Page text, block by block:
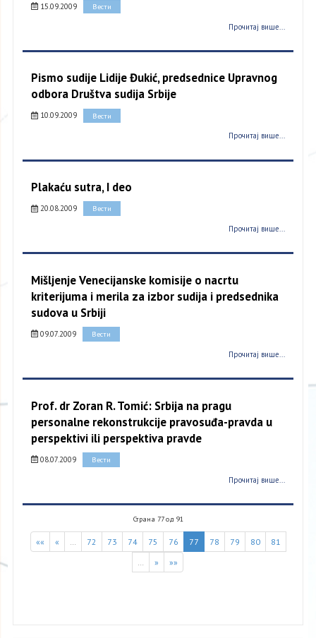
15.09.2009 Вести
Прочитај више...
Pismo sudije Lidije Đukić, predsednice Upravnog
odbora Društva sudija Srbije
10.09.2009 Вести
Прочитај више...
Plakaću sutra, I deo
20.08.2009 Вести
Прочитај више...
Mišljenje Venecijanske komisije o nacrtu
kriterijuma i merila za izbor sudija i predsednika
sudova u Srbiji
09.07.2009 Вести
Прочитај више...
Prof. dr Zoran R. Tomić: Srbija na pragu
personalne rekonstrukcije pravosuđa-pravda u
perspektivi ili perspektiva pravde
08.07.2009 Вести
Прочитај више...
Страна 77 од 91
«« « 72 73 74 75 76 77 78 79 80
81
» »»